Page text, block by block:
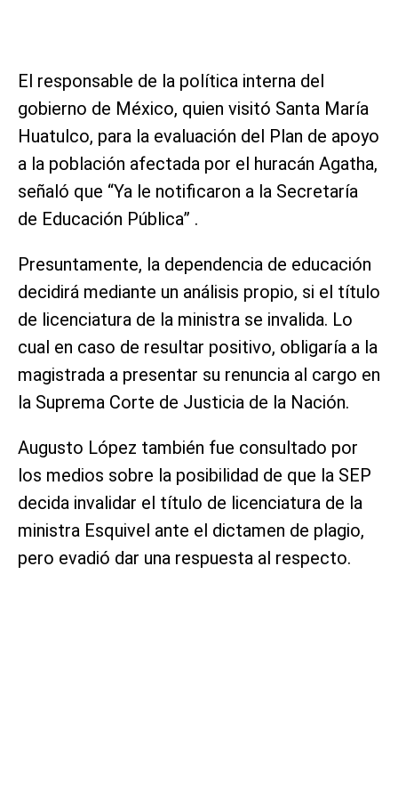
El responsable de la política interna del
gobierno de México, quien visitó Santa María
Huatulco, para la evaluación del Plan de apoyo
a la población afectada por el huracán Agatha,
señaló que “Ya le notificaron a la Secretaría
de Educación Pública” .
Presuntamente, la dependencia de educación
decidirá mediante un análisis propio, si el título
de licenciatura de la ministra se invalida. Lo
cual en caso de resultar positivo, obligaría a la
magistrada a presentar su renuncia al cargo en
la Suprema Corte de Justicia de la Nación.
Augusto López también fue consultado por
los medios sobre la posibilidad de que la SEP
decida invalidar el título de licenciatura de la
ministra Esquivel ante el dictamen de plagio,
pero evadió dar una respuesta al respecto.